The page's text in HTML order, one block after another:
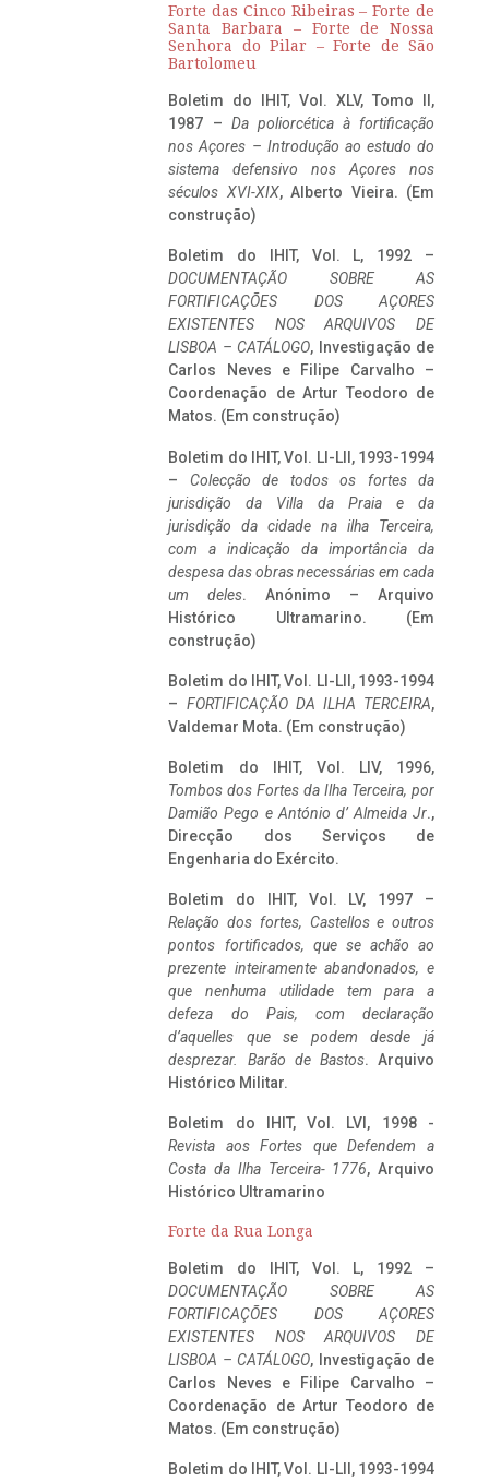
Forte das Cinco Ribeiras – Forte de
Santa Barbara – Forte de Nossa
Senhora do Pilar – Forte de São
Bartolomeu
Boletim do IHIT, Vol. XLV, Tomo II,
1987 – Da poliorcética à fortificação
nos Açores – Introdução ao estudo do
sistema defensivo nos Açores nos
séculos XVI-XIX, Alberto Vieira. (Em
construção)
Boletim do IHIT, Vol. L, 1992 –
DOCUMENTAÇÃO SOBRE AS
FORTIFICAÇÕES DOS AÇORES
EXISTENTES NOS ARQUIVOS DE
LISBOA – CATÁLOGO, Investigação de
Carlos Neves e Filipe Carvalho –
Coordenação de Artur Teodoro de
Matos. (Em construção)
Boletim do IHIT, Vol. LI-LII, 1993-1994
– Colecção de todos os fortes da
jurisdição da Villa da Praia e da
jurisdição da cidade na ilha Terceira,
com a indicação da importância da
despesa das obras necessárias em cada
um deles. Anónimo – Arquivo
Histórico Ultramarino. (Em
construção)
Boletim do IHIT, Vol. LI-LII, 1993-1994
– FORTIFICAÇÃO DA ILHA TERCEIRA,
Valdemar Mota. (Em construção)
Boletim do IHIT, Vol. LIV, 1996,
Tombos dos Fortes da Ilha Terceira, por
Damião Pego e António d’ Almeida Jr.,
Direcção dos Serviços de
Engenharia do Exército.
Boletim do IHIT, Vol. LV, 1997 –
Relação dos fortes, Castellos e outros
pontos fortificados, que se achão ao
prezente inteiramente abandonados, e
que nenhuma utilidade tem para a
defeza do Pais, com declaração
d’aquelles que se podem desde já
desprezar. Barão de Bastos. Arquivo
Histórico Militar.
Boletim do IHIT, Vol. LVI, 1998 -
Revista aos Fortes que Defendem a
Costa da Ilha Terceira- 1776, Arquivo
Histórico Ultramarino
Forte da Rua Longa
Boletim do IHIT, Vol. L, 1992 –
DOCUMENTAÇÃO SOBRE AS
FORTIFICAÇÕES DOS AÇORES
EXISTENTES NOS ARQUIVOS DE
LISBOA – CATÁLOGO, Investigação de
Carlos Neves e Filipe Carvalho –
Coordenação de Artur Teodoro de
Matos. (Em construção)
Boletim do IHIT, Vol. LI-LII, 1993-1994